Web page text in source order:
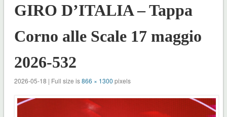
GIRO D’ITALIA – Tappa
Corno alle Scale 17 maggio
2026-532
2026-05-18 | Full size is866 × 1300 pixels